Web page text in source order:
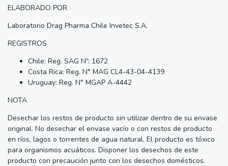
ELABORADO POR
Laboratorio Drag Pharma Chile Invetec S.A.
REGISTROS
Chile: Reg. SAG Nº: 1672
Costa Rica: Reg. N° MAG CL4-43-04-4139
Uruguay: Reg. N° MGAP A-4442
NOTA
Desechar los restos de producto sin utilizar dentro de su envase
original. No desechar el envase vacío o con restos de producto
en ríos, lagos o torrentes de agua natural. El producto es tóxico
para organismos acuáticos. Disponer los desechos de este
producto con precaución junto con los desechos domésticos.